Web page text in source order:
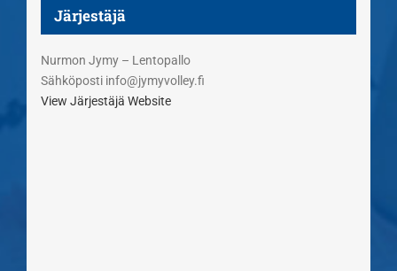
Järjestäjä
Nurmon Jymy – Lentopallo
Sähköposti info@jymyvolley.fi
View Järjestäjä Website